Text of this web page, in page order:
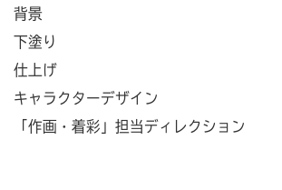
背景
下塗り
仕上げ
キャラクターデザイン
「作画・着彩」担当ディレクション